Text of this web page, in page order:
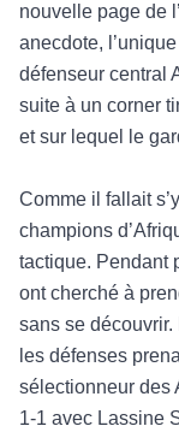
nouvelle page de
anecdote,
défenseur central
suite à un corner
et sur lequel le
Comme il fallait
champions
tactique. Pendant
ont cherché à
sans se
les défenses
sélectionneur des
1-1 avec Lassine